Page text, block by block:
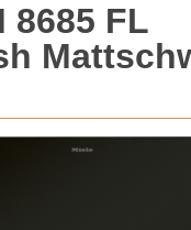
8685 FL